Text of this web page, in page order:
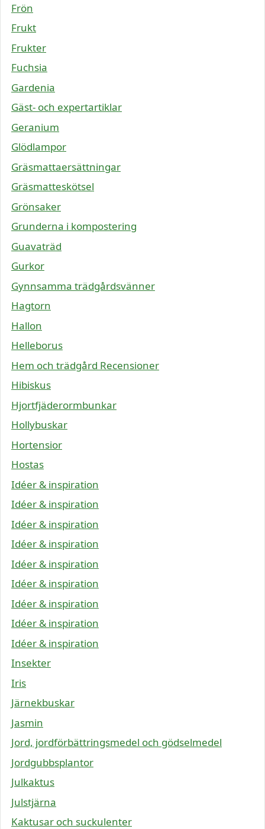
Frön
Frukt
Frukter
Fuchsia
Gardenia
Gäst- och expertartiklar
Geranium
Glödlampor
Gräsmattaersättningar
Gräsmatteskötsel
Grönsaker
Grunderna i kompostering
Guavaträd
Gurkor
Gynnsamma trädgårdsvänner
Hagtorn
Hallon
Helleborus
Hem och trädgård Recensioner
Hibiskus
Hjortfjäderormbunkar
Hollybuskar
Hortensior
Hostas
Idéer & inspiration
Idéer & inspiration
Idéer & inspiration
Idéer & inspiration
Idéer & inspiration
Idéer & inspiration
Idéer & inspiration
Idéer & inspiration
Idéer & inspiration
Insekter
Iris
Järnekbuskar
Jasmin
Jord, jordförbättringsmedel och gödselmedel
Jordgubbsplantor
Julkaktus
Julstjärna
Kaktusar och suckulenter